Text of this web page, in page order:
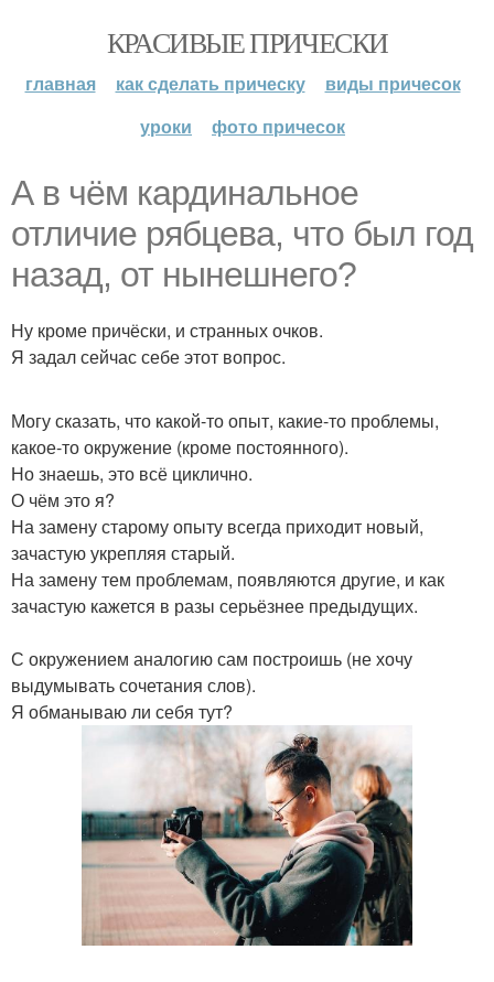
КРАСИВЫЕ ПРИЧЕСКИ
главная как сделать прическу
виды причесок
уроки
фото причесок
А в чём кардинальное
отличие рябцева, что был год
назад, от нынешнего?
Ну кроме причёски, и странных очков.
Я задал сейчас себе этот вопрос.
Могу сказать, что какой-то опыт, какие-то проблемы,
какое-то окружение (кроме постоянного).
Но знаешь, это всё циклично.
О чём это я?
На замену старому опыту всегда приходит новый,
зачастую укрепляя старый.
На замену тем проблемам, появляются другие, и как
зачастую кажется в разы серьёзнее предыдущих.
С окружением аналогию сам построишь (не хочу
выдумывать сочетания слов).
Я обманываю ли себя тут?